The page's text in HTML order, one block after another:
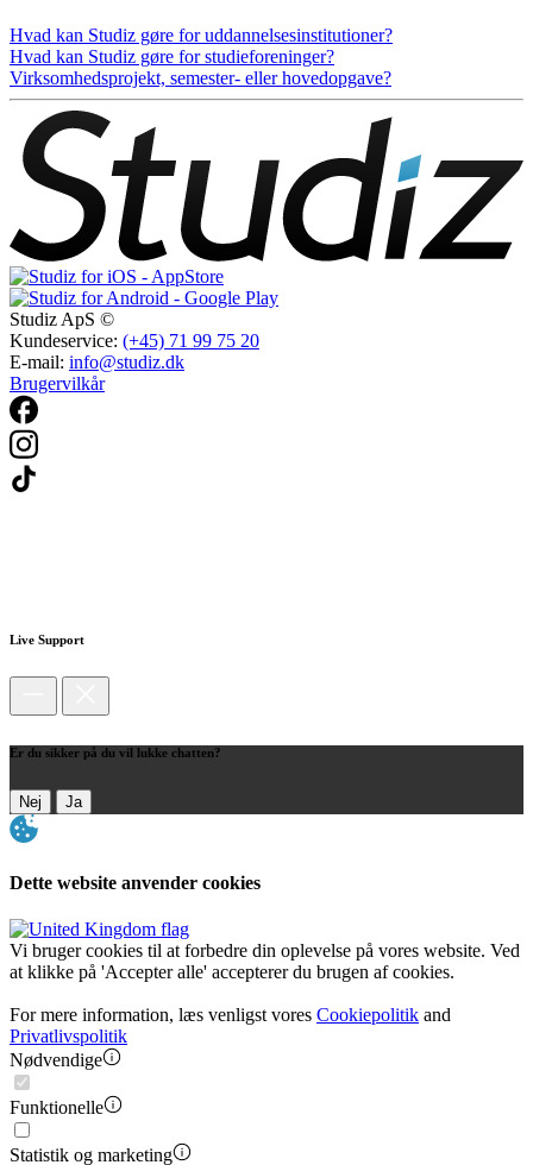
Hvad kan Studiz gøre for uddannelsesinstitutioner?
Hvad kan Studiz gøre for studieforeninger?
Virksomhedsprojekt, semester- eller hovedopgave?
Studiz ApS ©
Kundeservice: (+45) 71 99 75 20
E-mail: info@studiz.dk
Brugervilkår
Live Support
Er du sikker på du vil lukke chatten?
Nej Ja
Dette website anvender cookies
Vi bruger cookies til at forbedre din oplevelse på vores website. Ved
at klikke på 'Accepter alle' accepterer du brugen af cookies.
For mere information, læs venligst vores Cookiepolitik and
Privatlivspolitik
Nødvendige
Funktionelle
Statistik og marketing